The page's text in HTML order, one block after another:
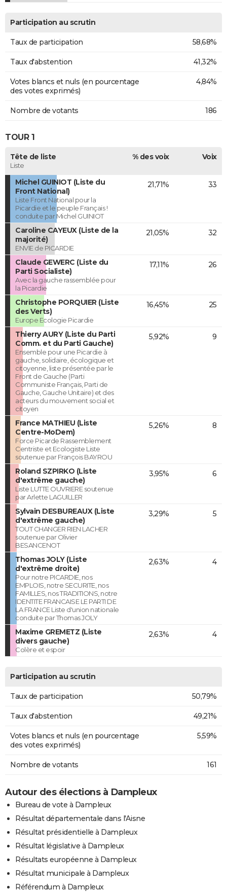
Participation au scrutin
Taux de participation 58,68%
Taux d'abstention 41,32%
Votes blancs et nuls (en pourcentage
des votes exprimés)
4,84%
Nombre de votants 186
TOUR 1
Tête de liste
Liste
% des voix Voix
Michel GUINIOT (Liste du
Front National)
Liste Front National pour la
Picardie et le peuple Français !
conduite par Michel GUINIOT
21,71% 33
Caroline CAYEUX (Liste de la
majorité)
ENVIE de PICARDIE
21,05% 32
Claude GEWERC (Liste du
Parti Socialiste)
Avec la gauche rassemblée pour
la Picardie
17,11% 26
Christophe PORQUIER (Liste
des Verts)
Europe Ecologie Picardie
16,45% 25
Thierry AURY (Liste du Parti
Comm. et du Parti Gauche)
Ensemble pour une Picardie à
gauche, solidaire, écologique et
citoyenne, liste présentée par le
Front de Gauche (Parti
Communiste Français, Parti de
Gauche, Gauche Unitaire) et des
acteurs du mouvement social et
citoyen
5,92% 9
France MATHIEU (Liste
Centre-MoDem)
Force Picarde Rassemblement
Centriste et Ecologiste Liste
soutenue par François BAYROU
5,26% 8
Roland SZPIRKO (Liste
d'extrême gauche)
Liste LUTTE OUVRIERE soutenue
par Arlette LAGUILLER
3,95% 6
Sylvain DESBUREAUX (Liste
d'extrême gauche)
TOUT CHANGER RIEN LACHER
soutenue par Olivier
BESANCENOT
3,29% 5
Thomas JOLY (Liste
d'extrême droite)
Pour notre PICARDIE, nos
EMPLOIS, notre SECURITE, nos
FAMILLES, nos TRADITIONS, notre
IDENTITE FRANCAISE LE PARTI DE
LA FRANCE Liste d'union nationale
conduite par Thomas JOLY
2,63% 4
Maxime GREMETZ (Liste
divers gauche)
Colère et espoir
2,63% 4
Participation au scrutin
Taux de participation 50,79%
Taux d'abstention 49,21%
Votes blancs et nuls (en pourcentage
des votes exprimés)
5,59%
Nombre de votants 161
Autour des élections à Dampleux
Bureau de vote à Dampleux
Résultat départementale dans l'Aisne
Résultat présidentielle à Dampleux
Résultat législative à Dampleux
Résultats européenne à Dampleux
Résultat municipale à Dampleux
Référendum à Dampleux